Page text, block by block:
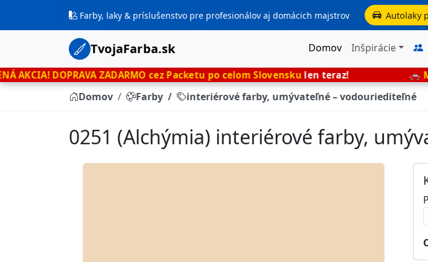
Farby, laky & príslušenstvo pre profesionálov aj domácich majstrov Autolaky
TvojaFarba.sk Domov Inšpirácie
ZADARMO cez Packetu po celom Slovenskulen teraz! 🚗 Miešame
Domov Farby interiérové farby, umývateľné – vodouriediteľné
0251 (Alchýmia) interiérové farby,